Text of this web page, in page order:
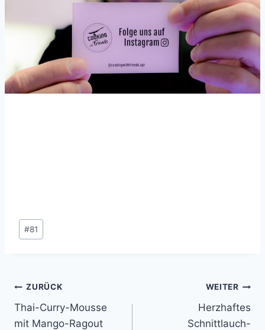
Schlagworte:
#81
Beitragsnavigation
ZURÜCK
Thai-Curry-Mousse
mit Mango-Ragout
WEITER
Herzhaftes
Schnittlauch-